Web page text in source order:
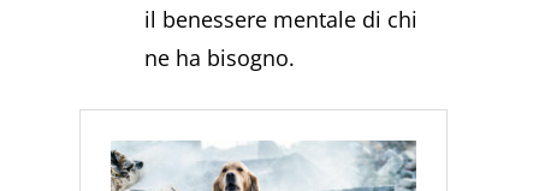
il benessere mentale di chi
ne ha bisogno.